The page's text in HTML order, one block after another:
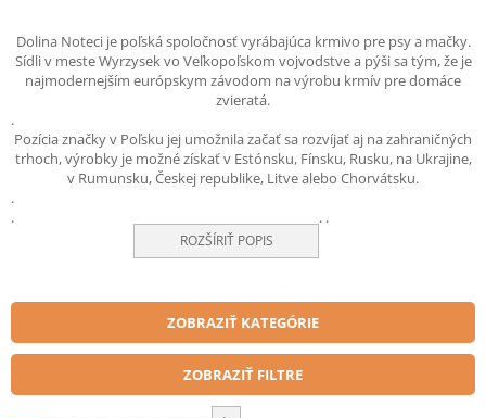
Dolina Noteci je poľská spoločnosť vyrábajúca krmivo pre psy a mačky.
Sídli v meste Wyrzysek vo Veľkopoľskom vojvodstve a pýši sa tým, že je
najmodernejším európskym závodom na výrobu krmív pre domáce
zvieratá.
.
Pozícia značky v Poľsku jej umožnila začať sa rozvíjať aj na zahraničných
trhoch, výrobky je možné získať v Estónsku, Fínsku, Rusku, na Ukrajine,
v Rumunsku, Českej republike, Litve alebo Chorvátsku.
.
.
ROZŠÍRIŤ POPIS
. .
ZOBRAZIŤ KATEGÓRIE
ZOBRAZIŤ FILTRE